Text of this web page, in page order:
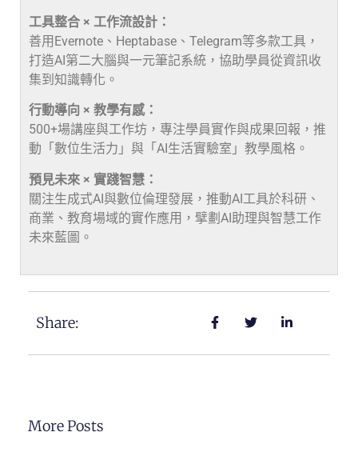
工具整合 × 工作流設計：
善用Evernote、Heptabase、Telegram等多款工具，
打造AI第二大腦與一元筆記系統，協助學員從資訊收
集到知識轉化。
行動導向 × 教學有感：
500+場講座與工作坊，專注學員實作與成果回報，推
動「數位生活力」與「AI生活實驗室」教學風格。
預見未來 × 實踐智慧：
關注生成式AI與數位倫理發展，推動AI工具於科研、
商業、教育場域的實作應用，擘劃AI助理與智慧工作
未來藍圖。
Share:
More Posts